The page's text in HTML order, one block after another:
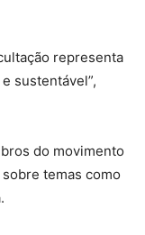
representa
sustentável”,
do movimento
temas como